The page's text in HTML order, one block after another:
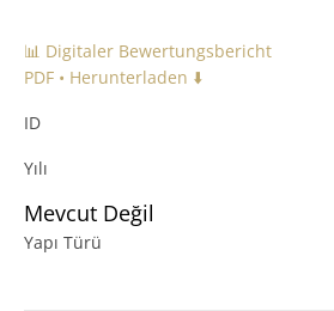
📊 Digitaler Bewertungsbericht
PDF • Herunterladen ⬇️
ID
Yılı
Mevcut Değil
Yapı Türü